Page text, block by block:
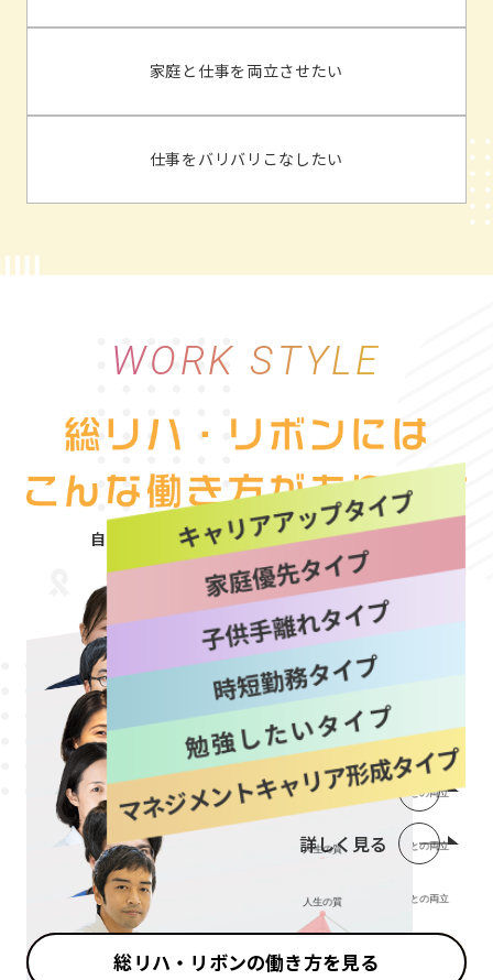
家庭と仕事を両立させたい
仕事をバリバリこなしたい
WORK STYLE
自分にぴったりな働き方を“選べる自由”
詳しく見る
詳しく見る
詳しく見る
詳しく見る
詳しく見る
詳しく見る
総リハ・リボンの働き方を見る